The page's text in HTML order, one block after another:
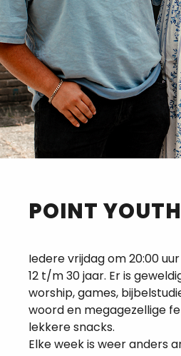
POINT YOUTH
Iedere vrijdag om 20:00
12 t/m 30 jaar. Er is
worship, games,
woord en megagezellige
lekkere snacks.
Elke week is weer anders